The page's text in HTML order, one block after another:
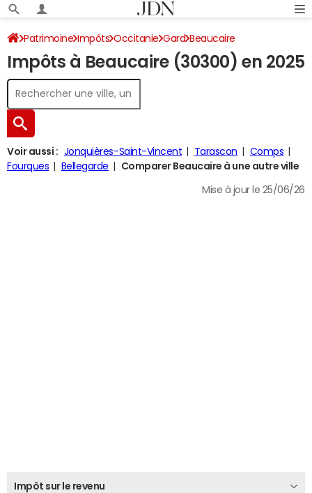
Patrimoine Impôts Occitanie Gard Beaucaire
Impôt sur le revenu
Impôts à Beaucaire (30300) en 2025
Voir aussi : Jonquières-Saint-Vincent Tarascon
Comps
Fourques
Bellegarde Comparer Beaucaire à une autre ville
Mise à jour le 25/06/26
Impôt sur le revenu